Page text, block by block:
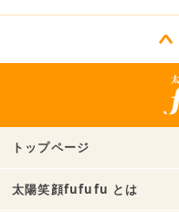
トップページ
太陽笑顔fufufu とは